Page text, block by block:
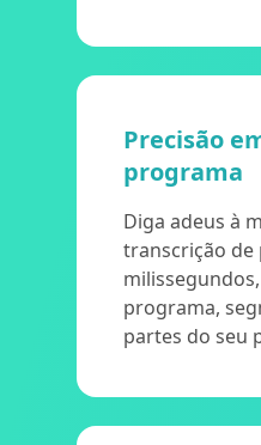
Precisão
programa
Diga adeus à
transcrição de
programa,
partes do seu